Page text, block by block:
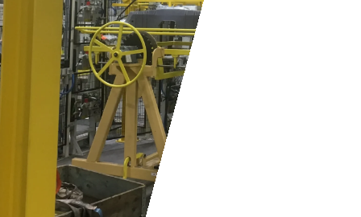
su misura per garantire la
funzionalità, supportato da una produzione
completa digru a bandiera